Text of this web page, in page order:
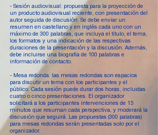
- Sesión audiovisual: propuesta para la proyección de
un producto audiovisual reciente, con presentación del
autor seguida de discusión. Se debe enviar un
resumen en castellano y en inglés cada uno con un
máximo de 300 palabras, que incluya el título, el tema,
los formatos y una indicación de las respectivas
duraciones de la presentación y la discusión. Además,
debe incluirse una biografía de 100 palabras e
información de contacto.
- Mesa redonda: las mesas redondas son espacios
para discutir un tema con los participantes y el
público. Cada sesión puede durar dos horas, incluidas
cuatro o cinco presentaciones. El organizador
solicitará a los participantes intervenciones de 15
minutos que resuman cada perspectiva, y moderará la
discusión que seguirá. Las propuestas (300 palabras)
para mesas redondas serán presentadas solo por el
organizador.